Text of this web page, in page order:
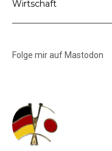
Wirtschaft
Folge mir auf Mastodon